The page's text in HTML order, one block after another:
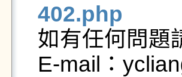
402.php
如有任何問題
E-mail：